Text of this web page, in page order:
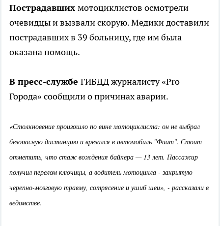
Пострадавших мотоциклистов осмотрели
очевидцы и вызвали скорую. Медики доставили
пострадавших в 39 больницу, где им была
оказана помощь.
В пресс-службе ГИБДД журналисту «Pro
Города» сообщили о причинах аварии.
«Столкновение произошло по вине мотоциклиста: он не выбрал
безопасную дистанцию и врезался в автомобиль "Фиат". Стоит
отметить, что стаж вождения байкера — 13 лет. Пассажир
получил перелом ключицы, а водитель мотоцикла - закрытую
черепно-мозговую травму, сотрясение и ушиб шеи», - рассказали в
ведомстве.